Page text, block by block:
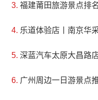
福建莆田旅游景点排
乐道体验店丨南京华
深蓝汽车太原大昌路
广州周边一日游景点